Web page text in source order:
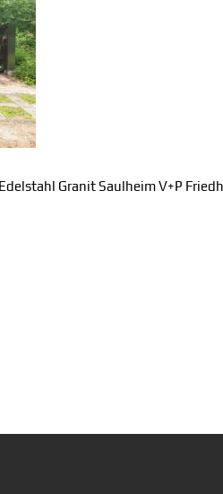
Granit Saulheim V+P